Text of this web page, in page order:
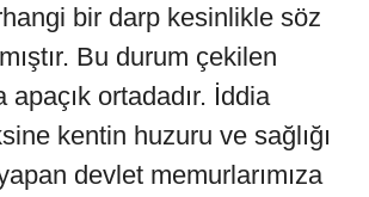
bir darp kesinlikle söz
Bu durum çekilen
ortadadır. İddia
kentin huzuru ve sağlığı
devlet memurlarımıza